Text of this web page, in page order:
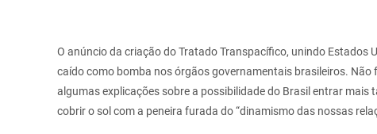
O anúncio da criação do Tratado Transpacífico, unindo Estados
caído como bomba nos órgãos governamentais brasileiros.
algumas explicações sobre a possibilidade do Brasil entrar
cobrir o sol com a peneira furada do “dinamismo das nossas